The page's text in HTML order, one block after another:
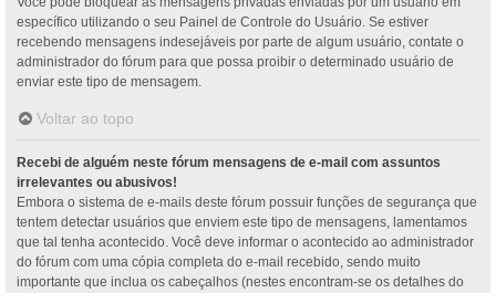
específico utilizando o seu Painel de Controle do Usuário. Se estiver
recebendo mensagens indesejáveis por parte de algum usuário, contate o
administrador do fórum para que possa proibir o determinado usuário de
enviar este tipo de mensagem.
Voltar ao topo
Recebi de alguém neste fórum mensagens de e-mail com assuntos
irrelevantes ou abusivos!
Embora o sistema de e-mails deste fórum possuir funções de segurança que
tentem detectar usuários que enviem este tipo de mensagens, lamentamos
que tal tenha acontecido. Você deve informar o acontecido ao administrador
do fórum com uma cópia completa do e-mail recebido, sendo muito
importante que inclua os cabeçalhos (nestes encontram-se os detalhes do